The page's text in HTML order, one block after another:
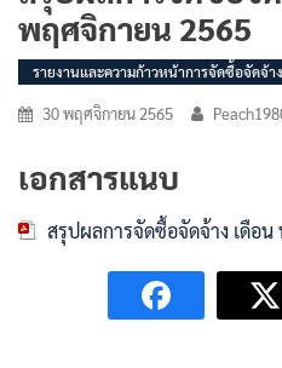
พฤศจิกายน 2565
รายงานและความก้าวหน้าการจัดซื้อจัดจ้
30 พฤศจิกายน 2565
เอกสารแนบ
สรุปผลการจัดซื้อจัดจ้าง เดือน